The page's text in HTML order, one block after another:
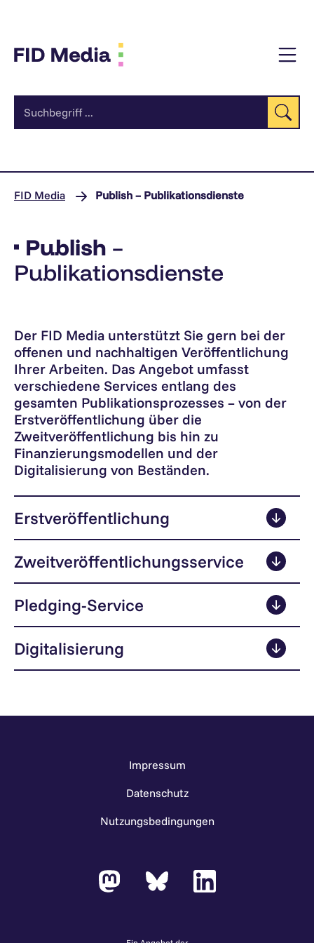
FID Media Publish – Publikationsdienste
Publish –
Publikationsdienste
Der FID Media unterstützt Sie gern bei der
offenen und nachhaltigen Veröffentlichung
Ihrer Arbeiten. Das Angebot umfasst
verschiedene Services entlang des
gesamten Publikationsprozesses – von der
Erstveröffentlichung über die
Zweitveröffentlichung bis hin zu
Finanzierungsmodellen und der
Digitalisierung von Beständen.
Erstveröffentlichung
Zweitveröffentlichungsservice
Pledging-Service
Digitalisierung
Impressum
Datenschutz
Nutzungsbedingungen